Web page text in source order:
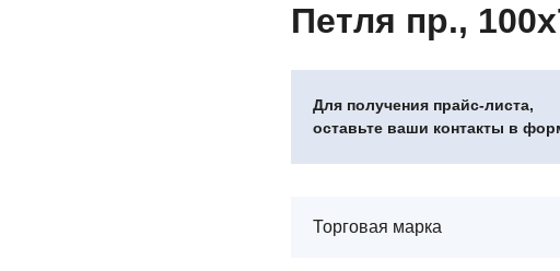
Петля пр.,
Для получения прайс-листа,
оставьте ваши контакты в
Торговая марка